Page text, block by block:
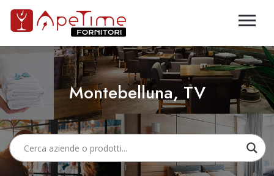
Montebelluna, TV